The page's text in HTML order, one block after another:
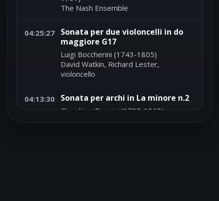
The Nash Ensemble
04:25:27
Sonata per due violoncelli in do
maggiore G17
Luigi Boccherini (1743-1805)
David Watkin, Richard Lester,
violoncello
04:13:30 Sonata per archi in La minore n.2
Gioachino Rossini (1792-1868)
Academy of St. Martin in the Fields - Sir